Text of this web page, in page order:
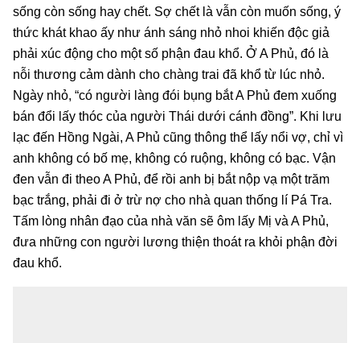
sống còn sống hay chết. Sợ chết là vẫn còn muốn sống, ý
thức khát khao ấy như ánh sáng nhỏ nhoi khiến độc giả
phải xúc động cho một số phận đau khổ. Ở A Phủ, đó là
nỗi thương cảm dành cho chàng trai đã khổ từ lúc nhỏ.
Ngày nhỏ, “có người làng đói bụng bắt A Phủ đem xuống
bán đổi lấy thóc của người Thái dưới cánh đồng”. Khi lưu
lạc đến Hồng Ngài, A Phủ cũng thông thể lấy nổi vợ, chỉ vì
anh không có bố mẹ, không có ruộng, không có bạc. Vận
đen vẫn đi theo A Phủ, để rồi anh bị bắt nộp vạ một trăm
bạc trắng, phải đi ở trừ nợ cho nhà quan thống lí Pá Tra.
Tấm lòng nhân đạo của nhà văn sẽ ôm lấy Mị và A Phủ,
đưa những con người lương thiện thoát ra khỏi phận đời
đau khổ.